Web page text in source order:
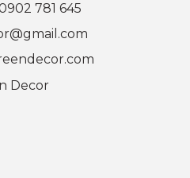
781 645
Decor